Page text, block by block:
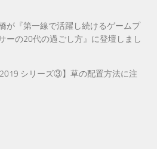
が『第一線で活躍し続けるゲームプ
ーの20代の過ごし方』に登壇しまし
2019 シリーズ③】草の配置方法に注